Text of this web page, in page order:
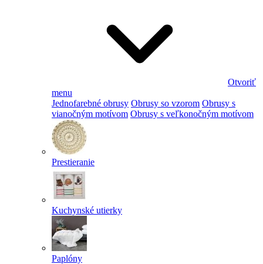
Otvoriť
menu
Jednofarebné obrusy Obrusy so vzorom Obrusy s
vianočným motívom Obrusy s veľkonočným motívom
Prestieranie
Kuchynské utierky
Paplóny